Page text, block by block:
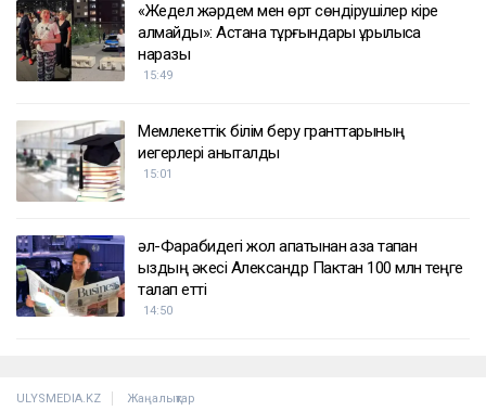
«Жедел жәрдем мен өрт сөндірушілер кіре
алмайды»: Астана тұрғындары құрылысқа
наразы
15:49
Мемлекеттік білім беру гранттарының
иегерлері анықталды
15:01
әл-Фарабидегі жол апатынан қаза тапқан
қыздың әкесі Александр Пактан 100 млн теңге
талап етті
14:50
ULYSMEDIA.KZ Жаңалықтар